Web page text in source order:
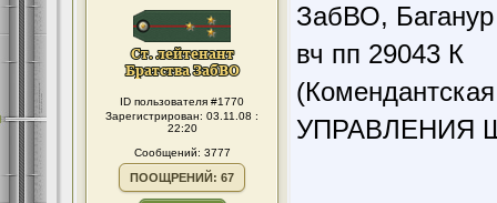
ID пользователя #1770
Зарегистрирован: 03.11.08 :
22:20
Сообщений: 3777
ПООЩРЕНИЙ: 67
ЗабВО,
вч пп 29043 К
УПРАВЛЕНИЯ